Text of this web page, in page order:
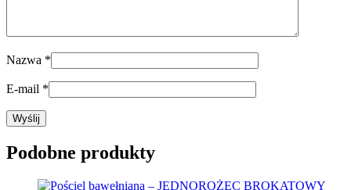
Nazwa *
E-mail *
Podobne produkty